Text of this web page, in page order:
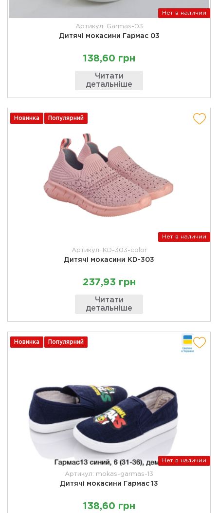
Нет в наличии
Артикул: Garmas-03
Дитячі мокасини Гармас 03
138,60 грн
Читати
детальніше
Новинка Популярний
Нет в наличии
Артикул: KD-303-color
Дитячі мокасини KD-303
237,93 грн
Читати
детальніше
Новинка Популярний
Нет в наличии
Артикул: mokas-garmas-13
Дитячі мокасини Гармас 13
138,60 грн